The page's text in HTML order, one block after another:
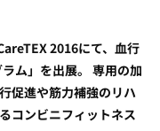
2016にて、血行
ム」を出展。 専用の加
促進や筋力補強のリハ
コンビニフィットネス